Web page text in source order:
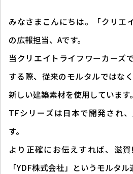
みなさまこんにちは。「クリエ
の広報担当、Aです。
当クリエイトライフワーカーズ
する際、従来のモルタルではな
新しい建築素材を使用しています。
TFシリーズは日本で開発され
す。
より正確にお伝えすれば、滋
「YDF株式会社」というモルタ